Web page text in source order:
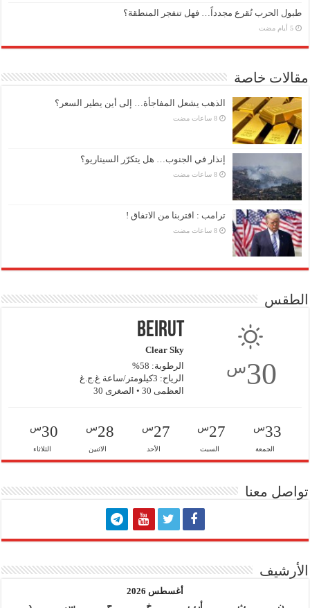
طبول الحرب تُقرع مجدداً… فهل تنفجر المنطقة؟
‏5 أيام مضت
مقالات خاصة
الذهب يشعل المفاجأة… إلى أين يطير السعر؟
‏8 ساعات مضت
إنذار في الجنوب… هل يتكرّر السيناريو؟
‏8 ساعات مضت
ترامب : اقتربنا من الاتفاق !
‏8 ساعات مضت
الطقس
30س
Beirut
Clear Sky
الرطوبة: 58%
الرياح: 3كيلومتر/ساعة غ.ج.غ
العظمى 30 • الصغرى 30
33س
الجمعة
27س
السبت
27س
الأحد
28س
الاثنين
30س
الثلاثاء
تواصل معنا
الأرشيف
أغسطس 2026